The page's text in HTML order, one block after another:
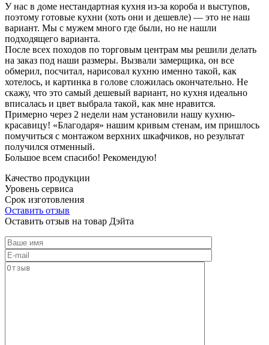
У нас в доме нестандартная кухня из-за короба и выступов,
поэтому готовые кухни (хоть они и дешевле) — это не наш
вариант. Мы с мужем много где были, но не нашли
подходящего варианта.
После всех походов по торговым центрам мы решили делать
на заказ под наши размеры. Вызвали замерщика, он все
обмерил, посчитал, нарисовал кухню именно такой, как
хотелось, и картинка в голове сложилась окончательно. Не
скажу, что это самый дешевый вариант, но кухня идеально
вписалась и цвет выбрала такой, как мне нравится.
Примерно через 2 недели нам установили нашу кухню-
красавицу! «Благодаря» нашим кривым стенам, им пришлось
помучиться с монтажом верхних шкафчиков, но результат
получился отменный.
Большое всем спасибо! Рекомендую!
Качество продукции
Уровень сервиса
Срок изготовления
Оставить отзыв
Оставить отзыв на товар Дэйта